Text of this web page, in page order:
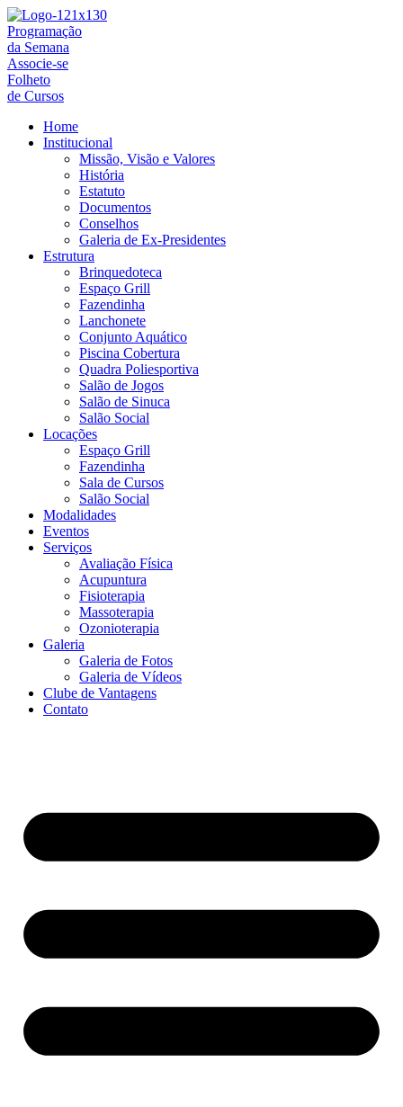
Ir
para
o
conteúdo
Programação
da Semana
Associe-se
Folheto
de Cursos
Home
Institucional
Missão, Visão e Valores
História
Estatuto
Documentos
Conselhos
Galeria de Ex-Presidentes
Estrutura
Brinquedoteca
Espaço Grill
Fazendinha
Lanchonete
Conjunto Aquático
Piscina Cobertura
Quadra Poliesportiva
Salão de Jogos
Salão de Sinuca
Salão Social
Locações
Espaço Grill
Fazendinha
Sala de Cursos
Salão Social
Modalidades
Eventos
Serviços
Avaliação Física
Acupuntura
Fisioterapia
Massoterapia
Ozonioterapia
Galeria
Galeria de Fotos
Galeria de Vídeos
Clube de Vantagens
Contato